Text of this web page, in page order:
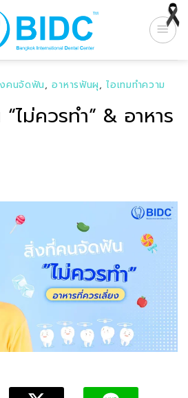
คนจัดฟัน,อาหารฟันผุ,ไอเทมทำความ
ม่ควรทำ” & อาหาร